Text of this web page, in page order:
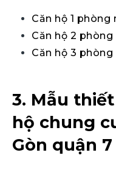
Căn hộ 1 phòng
Căn hộ 2 phòng
Căn hộ 3 phòng
3. Mẫu
hộ chung
Gòn quận 7